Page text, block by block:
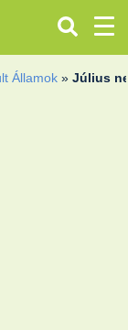
Államok »Július